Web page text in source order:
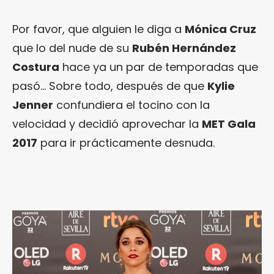
Por favor, que alguien le diga a Mónica Cruz
que lo del nude de su Rubén Hernández
Costura hace ya un par de temporadas que
pasó… Sobre todo, después de que Kylie
Jenner confundiera el tocino con la
velocidad y decidió aprovechar la MET Gala
2017 para ir prácticamente desnuda.